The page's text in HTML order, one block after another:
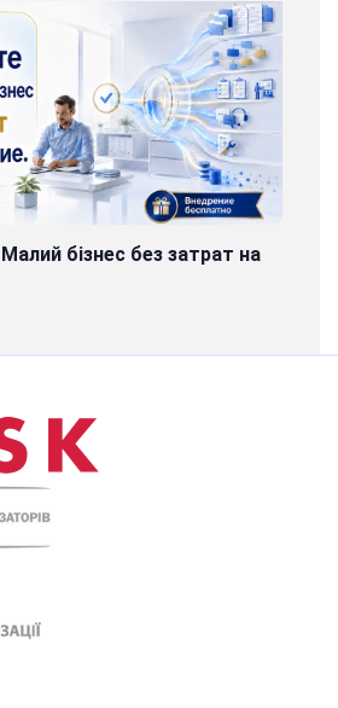
бізнес без затрат на